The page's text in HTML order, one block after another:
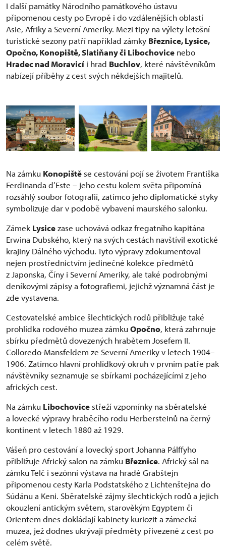
I další památky Národního památkového ústavu
připomenou cesty po Evropě i do vzdálenějších oblastí
Asie, Afriky a Severní Ameriky. Mezi tipy na výlety letošní
turistické sezony patří například zámky Březnice, Lysice,
Opočno, Konopiště, Slatiňany či Libochovice nebo
Hradec nad Moravicí i hrad Buchlov, které návštěvníkům
nabízejí příběhy z cest svých někdejších majitelů.
Na zámku Konopiště se cestování pojí se životem Františka
Ferdinanda d’Este – jeho cestu kolem světa připomíná
rozsáhlý soubor fotografií, zatímco jeho diplomatické styky
symbolizuje dar v podobě vybavení maurského salonku.
Zámek Lysicezase uchovává odkaz fregatního kapitána
Erwina Dubského, který na svých cestách navštívil exotické
krajiny Dálného východu. Tyto výpravy zdokumentoval
nejen prostřednictvím jedinečné kolekce předmětů
z Japonska, Číny i Severní Ameriky, ale také podrobnými
deníkovými zápisy a fotografiemi, jejichž významná část je
zde vystavena.
Cestovatelské ambice šlechtických rodů přibližuje také
prohlídka rodového muzea zámkuOpočno, která zahrnuje
sbírku předmětů dovezených hrabětem Josefem II.
Colloredo-Mansfeldem ze Severní Ameriky v letech 1904–
1906. Zatímco hlavní prohlídkový okruh v prvním patře pak
návštěvníky seznamuje se sbírkami pocházejícími z jeho
afrických cest.
Na zámku Libochovice střeží vzpomínky na sběratelské
a lovecké výpravy hraběcího rodu Herbersteinů na černý
kontinent v letech 1880 až 1929.
Vášeň pro cestování a lovecký sport Johanna Pálffyho
přibližuje Africký salon na zámku Březnice. Africký sál na
zámku Telč i sezónní výstava na hradě Grabštejn
připomenou cesty Karla Podstatského z Lichtenštejna do
Súdánu a Keni. Sběratelské zájmy šlechtických rodů a jejich
okouzlení antickým světem, starověkým Egyptem či
Orientem dnes dokládají kabinety kuriozit a zámecká
muzea, jež dodnes ukrývají předměty přivezené z cest po
celém světě.